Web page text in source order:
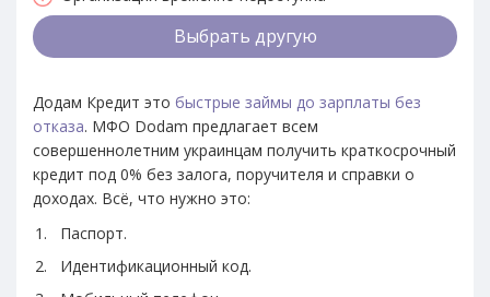
Выбрать другую
Додам Кредит это быстрые займы до зарплаты без
отказа. МФО Dodam предлагает всем
совершеннолетним украинцам получить краткосрочный
кредит под 0% без залога, поручителя и справки о
доходах. Всё, что нужно это:
Паспорт.
Идентификационный код.